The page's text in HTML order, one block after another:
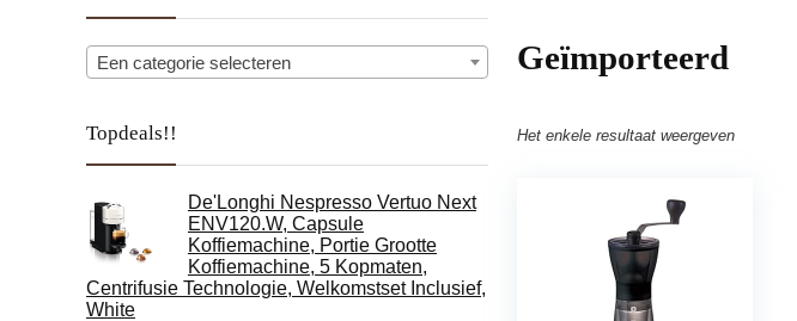
Een categorie selecteren
Topdeals!!
De'Longhi Nespresso Vertuo Next
ENV120.W, Capsule
Koffiemachine, Portie Grootte
Koffiemachine, 5 Kopmaten,
Centrifusie Technologie, Welkomstset Inclusief,
White
‎Geïmporteerd
Het enkele resultaat weergeven